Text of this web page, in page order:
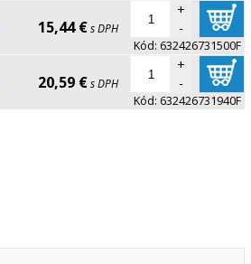
15,44 € s DPH
+
-
Kód: 632426731500F
20,59 € s DPH
+
-
Kód: 632426731940F